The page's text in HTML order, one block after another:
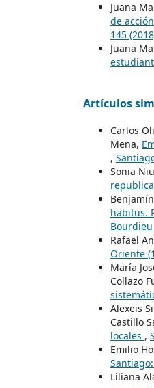
Juana
de
145
Juana
Artículos
Carlos
Mena,
,
Sonia
habitus.
Bourdieu
Rafael
Oriente
María
Collazo
Alexeis
Castillo
locales ,
Emilio
Liliana